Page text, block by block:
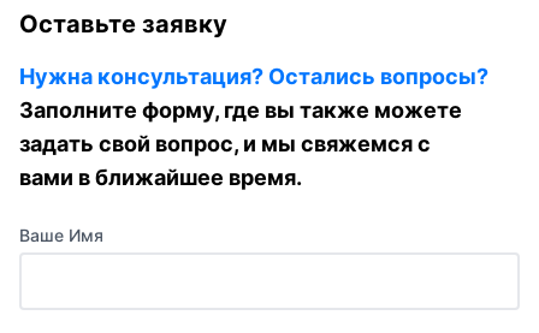
Оставьте заявку
Нужна консультация? Остались вопросы?
Заполните форму, где вы также можете
задать свой вопрос, и мы свяжемся с
вами в ближайшее время.
Ваше Имя